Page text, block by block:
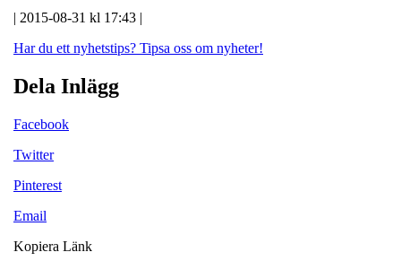
| 2015-08-31 kl 17:43 |
Har du ett nyhetstips? Tipsa oss om nyheter!
Dela Inlägg
Facebook
Twitter
Pinterest
Email
Kopiera Länk